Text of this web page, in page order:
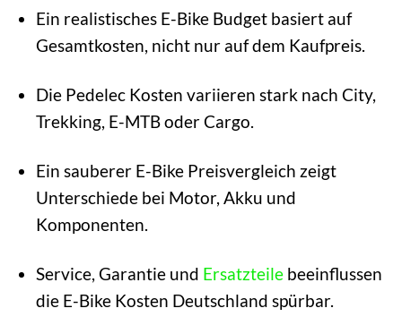
Ein realistisches E-Bike Budget basiert auf
Gesamtkosten, nicht nur auf dem Kaufpreis.
Die Pedelec Kosten variieren stark nach City,
Trekking, E-MTB oder Cargo.
Ein sauberer E-Bike Preisvergleich zeigt
Unterschiede bei Motor, Akku und
Komponenten.
Service, Garantie und Ersatzteilebeeinflussen
die E-Bike Kosten Deutschland spürbar.